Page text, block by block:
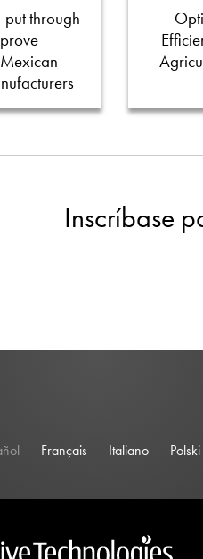
through
Inscríbase
Français Italiano Polski